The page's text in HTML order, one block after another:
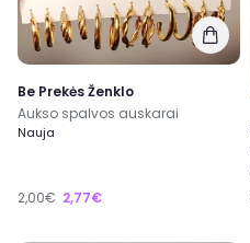
Be Prekės Ženklo
Aukso spalvos auskarai
Nauja
2,00€ 2,77€